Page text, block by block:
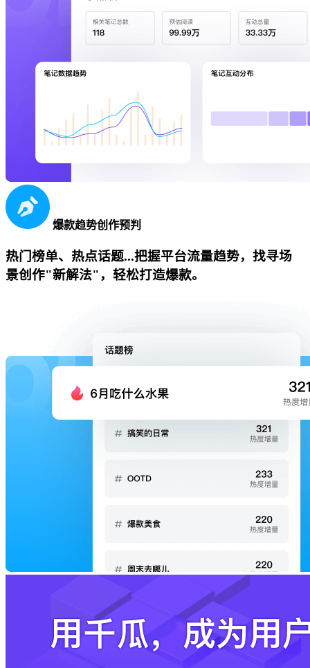
爆款趋势创作预判
热门榜单、热点话题...把握平台流量趋势，找寻场
景创作"新解法"，轻松打造爆款。